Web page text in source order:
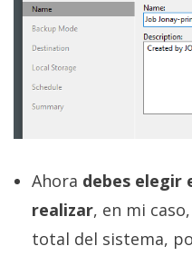
Ahora debes elegir
realizar, en mi
total del sistema,